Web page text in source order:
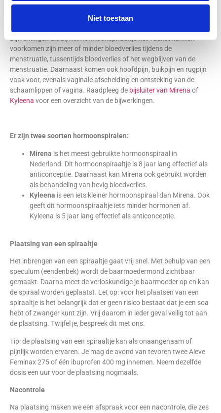
Niet toestaan
geen eicel vrijkomt, kan er geen bevruchting plaatsvinden.
Bijwerkingen die bij het hormoonspiraaltje het vaakst kunnen
voorkomen zijn meer of minder bloedverlies tijdens de
menstruatie, tussentijds bloedverlies of het wegblijven van de
menstruatie. Daarnaast komen ook hoofdpijn, buikpijn en rugpijn
vaak voor, evenals vaginale afscheiding en ontsteking van de
schaamlippen of vagina. Raadpleeg de bijsluiter van Mirena of
Kyleena voor een overzicht van de bijwerkingen.
Er zijn twee soorten hormoonspiralen:
Mirena is het meest gebruikte hormoonspiraal in
Nederland. Dit hormoonspiraaltje is 8 jaar lang effectief als
anticonceptie. Daarnaast kan Mirena ook gebruikt worden
als behandeling van hevig bloedverlies.
Kyleena is een iets kleiner hormoonspiraal dan Mirena. Ook
geeft dit hormoonspiraaltje iets minder hormonen af.
Kyleena is 5 jaar lang effectief als anticonceptie.
Plaatsing van een spiraaltje
Het inbrengen van een spiraaltje gaat vrij snel. Met behulp van een
speculum (eendenbek) wordt de baarmoedermond zichtbaar
gemaakt. Daarna meet de verloskundige je baarmoeder op en kan
de spiraal worden geplaatst. Let op: voor het plaatsen van een
spiraaltje is het belangrijk dat er geen risico bestaat dat je een soa
hebt of zwanger kunt zijn. Vrij daarom in ieder geval veilig tot aan
de plaatsing. Twijfel je, bespreek dit met ons.
Tip: de plaatsing van een spiraaltje kan als onaangenaam of
pijnlijk worden ervaren. Je mag de avond van tevoren twee Aleve
Feminax 275 of één ibuprofen 400 mg innemen. Neem dezelfde
dosis een uur voor de plaatsing nogmaals.
Nacontrole
Na plaatsing maken we een afspraak voor een nacontrole, die zes